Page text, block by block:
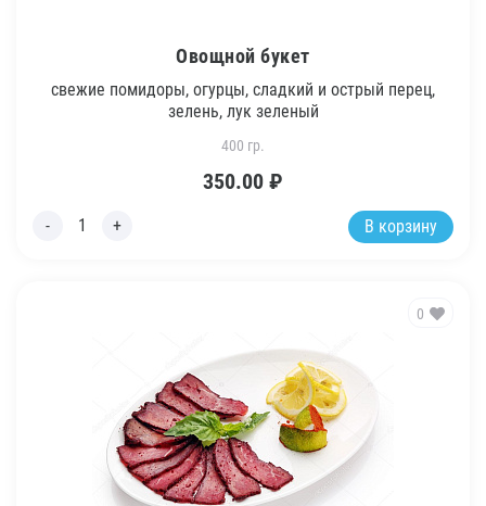
Овощной букет
свежие помидоры, огурцы, сладкий и острый перец,
зелень, лук зеленый
400 гр.
350.00 ₽
В корзину
0